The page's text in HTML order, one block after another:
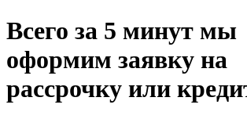
Всего за 5 минут мы
оформим заявку на
рассрочку или